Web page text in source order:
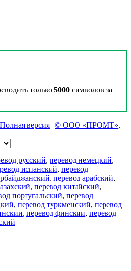
только 5000 символов за
Полная версия | © ООО «ПРОМТ»,
русский, перевод немецкий,
испанский, перевод
, перевод арабский,
, перевод китайский,
португальский, перевод
, перевод туркменский, перевод
, перевод финский, перевод